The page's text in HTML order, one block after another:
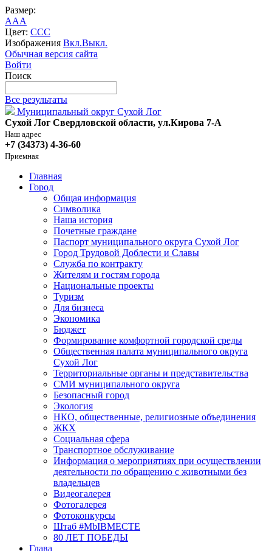
Размер:
AAA
Цвет: CCC
Изображения Вкл.Выкл.
Обычная версия сайта
Войти
Поиск
Все результаты
Муниципальный округ Сухой Лог
Сухой Лог Свердловской области, ул.Кирова 7-А
Наш адрес
+7 (34373) 4-36-60
Приемная
Главная
Город
Общая информация
Символика
Наша история
Почетные граждане
Паспорт муниципального округа Сухой Лог
Город Трудовой Доблести и Славы
Служба по контракту
Жителям и гостям города
Национальные проекты
Туризм
Для бизнеса
Экономика
Бюджет
Формирование комфортной городской среды
Общественная палата муниципального округа
Сухой Лог
Территориальные органы и представительства
СМИ муниципального округа
Безопасный город
Экология
НКО, общественные, религиозные объединения
ЖКХ
Социальная сфера
Транспортное обслуживание
Информация о мероприятиях при осуществлении
деятельности по обращению с животными без
владельцев
Видеогалерея
Фотогалерея
Фотоконкурсы
Штаб #MbIBMECTE
80 ЛЕТ ПОБЕДЫ
Глава